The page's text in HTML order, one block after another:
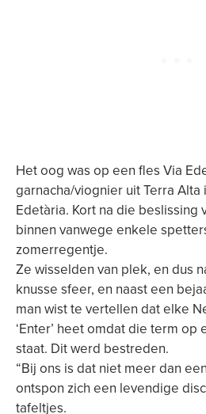
Het oog was op een fles Via
garnacha/viognier uit Terra Alta
Edetària. Kort na die beslissing
binnen vanwege enkele
zomerregentje.
Ze wisselden van plek, en dus
knusse sfeer, en naast een
man wist te vertellen dat elke
‘Enter’ heet omdat die term op
staat. Dit werd bestreden.
“Bij ons is dat niet meer dan
ontspon zich een levendige
tafeltjes.